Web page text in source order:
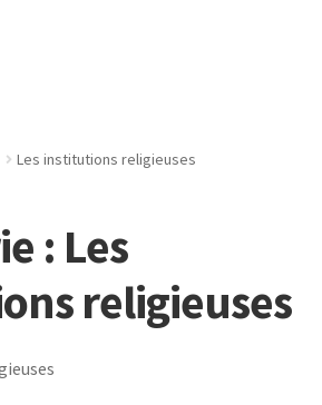
Les institutions religieuses
: Les
religieuses